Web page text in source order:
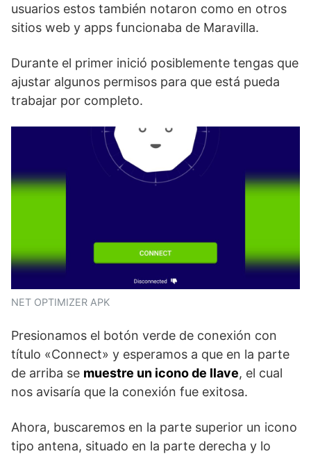
usuarios estos también notaron como en otros
sitios web y apps funcionaba de Maravilla.
Durante el primer inició posiblemente tengas que
ajustar algunos permisos para que está pueda
trabajar por completo.
NET OPTIMIZER APK
Presionamos el botón verde de conexión con
título «Connect» y esperamos a que en la parte
de arriba se muestre un icono de llave, el cual
nos avisaría que la conexión fue exitosa.
Ahora, buscaremos en la parte superior un icono
tipo antena, situado en la parte derecha y lo